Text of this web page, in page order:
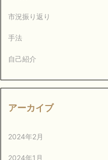
市況振り返り
手法
自己紹介
アーカイブ
2024年2月
2024年1月